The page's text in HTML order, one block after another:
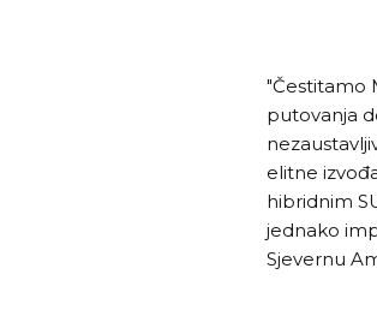
"Čestitamo
putovanja
elitne
hibridnim
jednako
Sjevernu